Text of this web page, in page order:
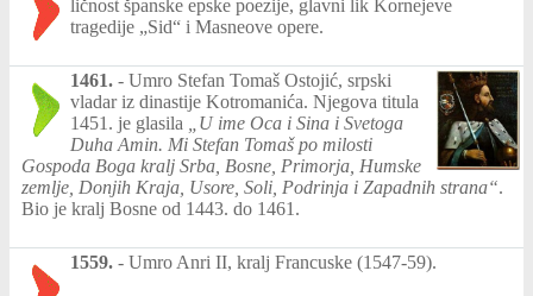
ličnost španske epske poezije, glavni lik Kornejeve
tragedije „Sid“ i Masneove opere.
1461. - Umro Stefan Tomaš Ostojić, srpski
vladar iz dinastije Kotromanića. Njegova titula
1451. je glasila
„U ime Oca i Sina i Svetoga
Duha Amin. Mi Stefan Tomaš po milosti
Gospoda Boga kralj Srba, Bosne, Primorja, Humske
zemlje, Donjih Kraja, Usore, Soli, Podrinja i Zapadnih strana“.
Bio je kralj Bosne od 1443. do 1461.
1559. - Umro Anri II, kralj Francuske (1547-59).